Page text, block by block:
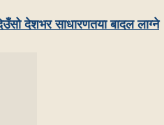
देशभर साधारणतया बादल लाग्ने